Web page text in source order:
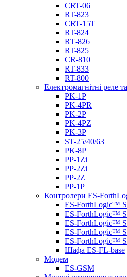
CRT-06
RT-823
CRT-15T
RT-824
RТ-826
RT-825
CR-810
RT-833
RT-800
Електромагнітні реле
PK-1P
PK-4PR
PK-2Р
PK-4PZ
PK-3Р
ST-25/40/63
PK-8P
PP-1Zi
PP-2Zi
PP-2Z
PP-1P
Контролери ES-
ES-ForthLogic™
ES-ForthLogic™
ES-ForthLogic™
ES-ForthLogic™
ES-ForthLogic™
Шафа ES-FL-base
Модем
ES-GSM